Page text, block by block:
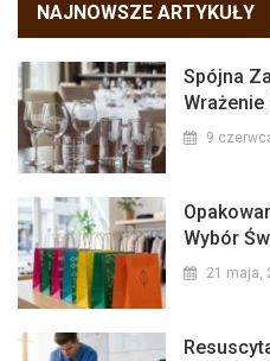
NAJNOWSZE ARTYKUŁY
Spójna
9
Wybór
21 maja,